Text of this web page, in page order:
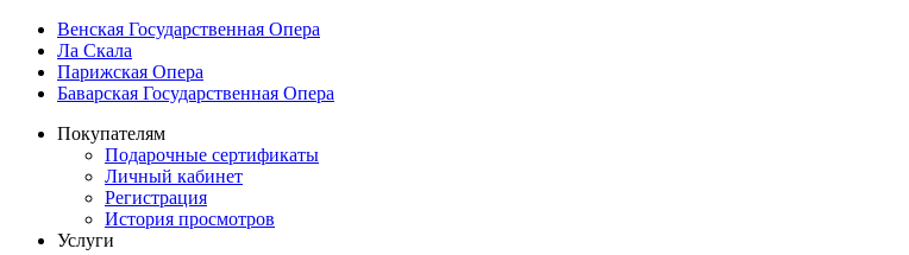
Венская Государственная Опера
Ла Скала
Парижская Опера
Баварская Государственная Опера
Покупателям
Подарочные сертификаты
Личный кабинет
Регистрация
История просмотров
Услуги